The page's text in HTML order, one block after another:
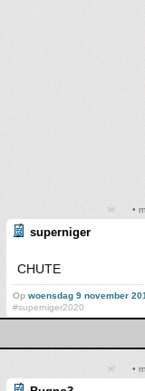
•
superniger
CHUTE
Op woensdag 9 november
#superniger2020
•